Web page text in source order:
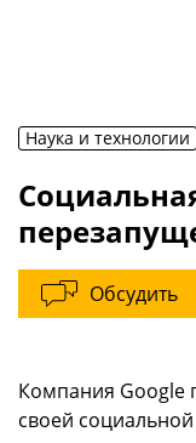
Наука и технологии
Обсудить
Компания Google
своей социальной